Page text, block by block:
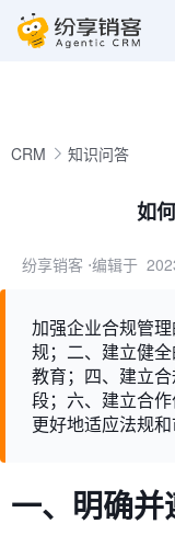
CRM 知识问答
如
纷享销客 ⋅编辑于
加强企业合规管
规；二、建立健
教育；四、建立
段；六、建立合
更好地适应法规
一、明确